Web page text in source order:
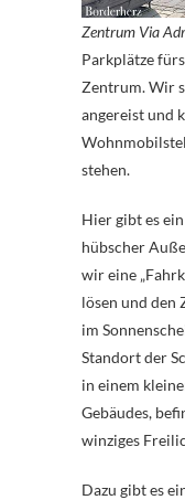
Zentrum Via
Parkplätze fürs Auto befinden sich hinter dem
Zentrum. Wir
angereist und
stehen.
Hier gibt es
hübscher
wir eine
lösen und den
im
Standort der
in einem
Gebäudes,
winziges
Dazu gibt es